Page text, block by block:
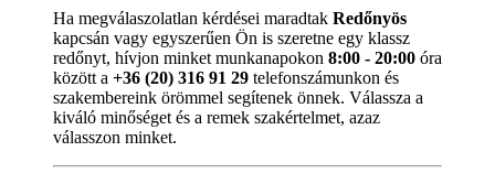
Ha megválaszolatlan kérdései maradtak Redőnyös
kapcsán vagy egyszerűen Ön is szeretne egy klassz
redőnyt, hívjon minket munkanapokon 8:00 - 20:00 óra
között a +36 (20) 316 91 29 telefonszámunkon és
szakembereink örömmel segítenek önnek. Válassza a
kiváló minőséget és a remek szakértelmet, azaz
válasszon minket.